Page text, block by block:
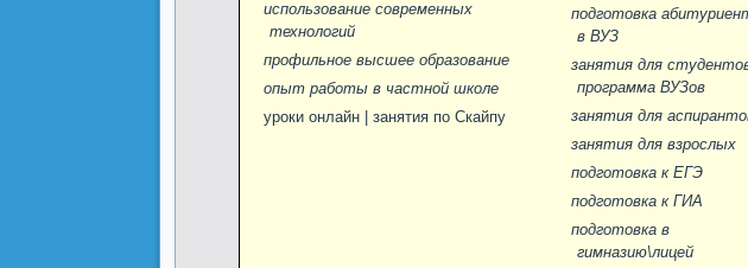
использование современных
технологий
профильное высшее образование
опыт работы в частной школе
уроки онлайн | занятия по Скайпу
подготовка
в ВУЗ
занятия для
программа ВУЗов
занятия для
занятия для взрослых
подготовка к ЕГЭ
подготовка к ГИА
подготовка в
гимназию\лицей